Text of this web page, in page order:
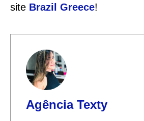
site Brazil Greece!
Agência Texty